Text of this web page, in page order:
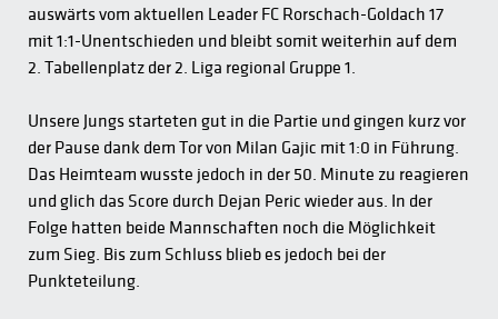
auswärts vom aktuellen Leader FC Rorschach-Goldach 17
mit 1:1-Unentschieden und bleibt somit weiterhin auf dem
2. Tabellenplatz der 2. Liga regional Gruppe 1.
Unsere Jungs starteten gut in die Partie und gingen kurz vor
der Pause dank dem Tor von Milan Gajic mit 1:0 in Führung.
Das Heimteam wusste jedoch in der 50. Minute zu reagieren
und glich das Score durch Dejan Peric wieder aus. In der
Folge hatten beide Mannschaften noch die Möglichkeit
zum Sieg. Bis zum Schluss blieb es jedoch bei der
Punkteteilung.